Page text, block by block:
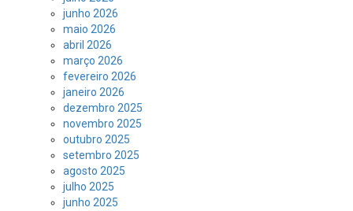
junho 2026
maio 2026
abril 2026
março 2026
fevereiro 2026
janeiro 2026
dezembro 2025
novembro 2025
outubro 2025
setembro 2025
agosto 2025
julho 2025
junho 2025